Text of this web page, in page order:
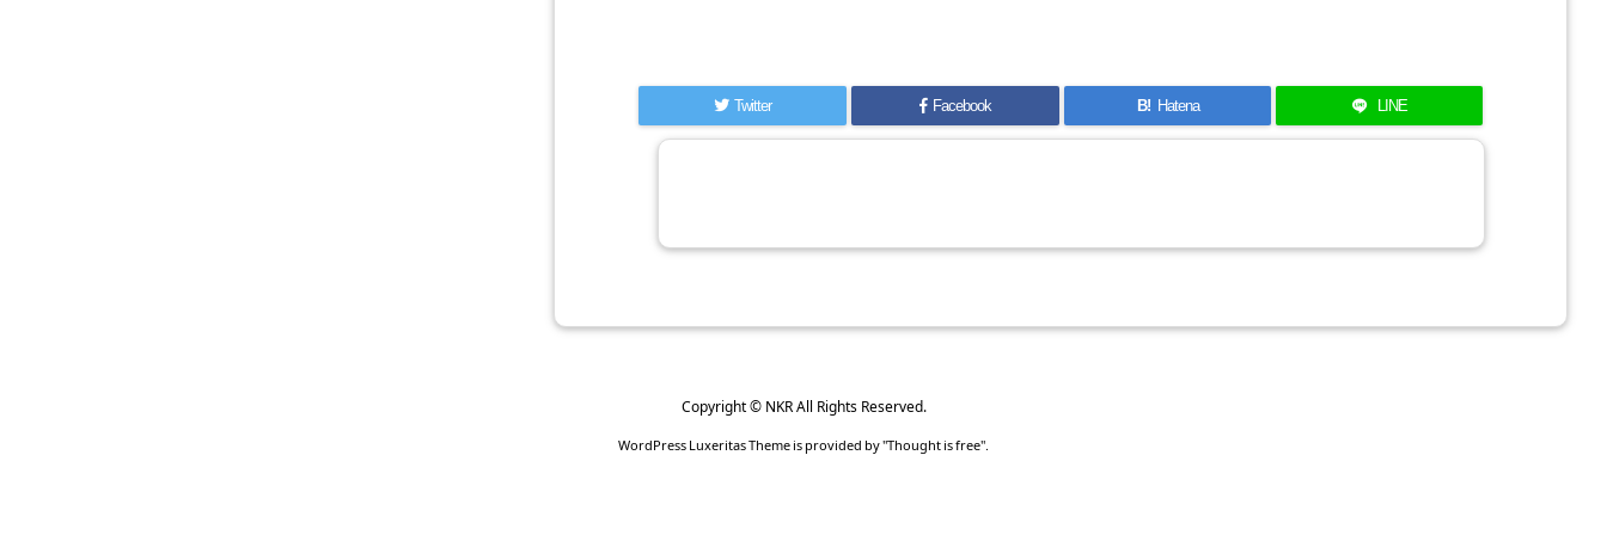
Twitter Facebook B! Hatena LINE
Copyright © NKRAll Rights Reserved.
WordPress Luxeritas Theme is provided by "Thought is free".